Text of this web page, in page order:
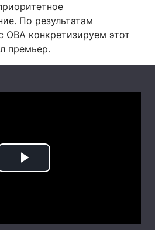
По результатам
ОВА конкретизируем этот
премьер.